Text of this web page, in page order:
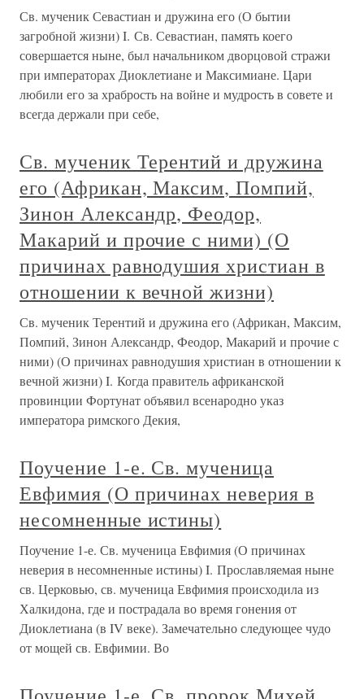
Св. мученик Севастиан и дружина его (О бытии
загробной жизни) I. Св. Севастиан, память коего
совершается ныне, был начальником дворцовой стражи
при императорах Диоклетиане и Максимиане. Цари
любили его за храбрость на войне и мудрость в совете и
всегда держали при себе,
Св. мученик Терентий и дружина
его (Африкан, Максим, Помпий,
Зинон Александр, Феодор,
Макарий и прочие с ними) (О
причинах равнодушия христиан в
отношении к вечной жизни)
Св. мученик Терентий и дружина его (Африкан, Максим,
Помпий, Зинон Александр, Феодор, Макарий и прочие с
ними) (О причинах равнодушия христиан в отношении к
вечной жизни) I. Когда правитель африканской
провинции Фортунат объявил всенародно указ
императора римского Декия,
Поучение 1-е. Св. мученица
Евфимия (О причинах неверия в
несомненные истины)
Поучение 1-е. Св. мученица Евфимия (О причинах
неверия в несомненные истины) I. Прославляемая ныне
св. Церковью, св. мученица Евфимия происходила из
Халкидона, где и пострадала во время гонения от
Диоклетиана (в IV веке). Замечательно следующее чудо
от мощей св. Евфимии. Во